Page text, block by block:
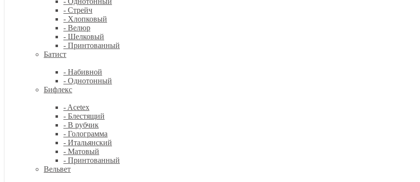
- Стрейч
- Хлопковый
- Велюр
- Шелковый
- Принтованный
Батист
- Набивной
- Однотонный
Бифлекс
- Acetex
- Блестящий
- В рубчик
- Голограмма
- Итальянский
- Матовый
- Принтованный
Вельвет